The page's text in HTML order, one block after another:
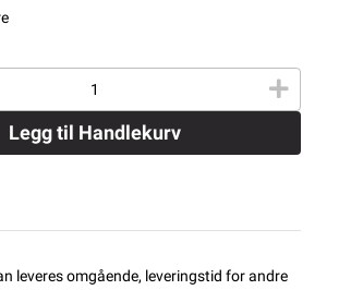
Legg til Handlekurv
leveres omgående, leveringstid for andre